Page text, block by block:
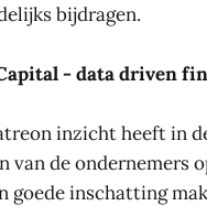
bijdragen.
- data driven
inzicht heeft in
van de ondernemers
goede inschatting